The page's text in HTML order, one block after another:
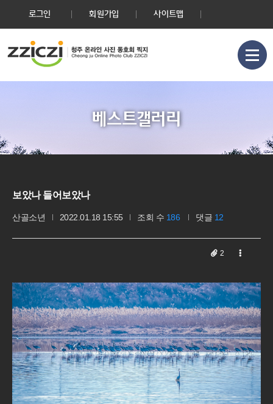
로그인 회원가입 사이트맵
베스트갤러리
보았나 들어보았나
산골소년 2022.01.18 15:55 조회 수 186 댓글 12
2